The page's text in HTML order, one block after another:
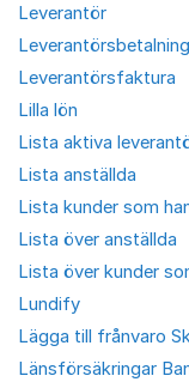
Leverantör
Leverantörsbetalning
Leverantörsfaktura
Lilla lön
Lista aktiva
Lista anställda
Lista kunder som
Lista över anställda
Lista över kunder
Lundify
Lägga till frånvaro
Länsförsäkringar